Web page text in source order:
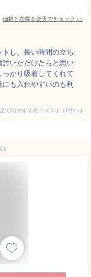
価格と在庫を楽天でチェック >>
し、長い時間の立ち
いただけたらと思い
かり吸着してくれて
も入れやすいのも利
全てのおすすめコメント (1件) >
Ｌ